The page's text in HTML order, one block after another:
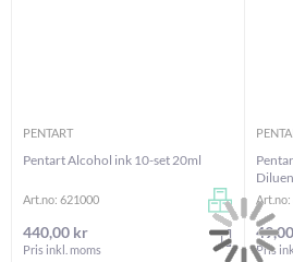
PENTART
Pentart Alcohol ink 10-set 20ml
Art.no: 621000
440,00 kr
Pris inkl. moms
LÄGG I
Art.no:
Pris